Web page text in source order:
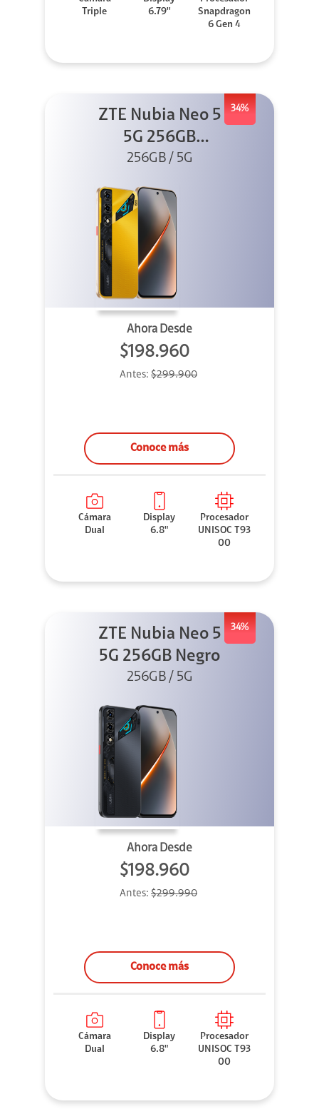
Triple
6.79''
Snapdragon
6 Gen 4
34%
ZTE Nubia Neo 5
5G 256GB
Dorado
256GB / 5G
Ahora Desde
$198.960
Antes: $299.900
Conoce más
Cámara
Dual
Display
6.8"
Procesador
UNISOC T93
00
34%
ZTE Nubia Neo 5
5G 256GB Negro
256GB / 5G
Ahora Desde
$198.960
Antes: $299.990
Conoce más
Cámara
Dual
Display
6.8"
Procesador
UNISOC T93
00